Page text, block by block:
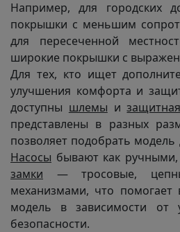
Например, для городских
покрышки с меньшим
для пересеченной
широкие покрышки с
Для тех, кто ищет
улучшения комфорта и
доступны шлемы и
представлены в разных
позволяет подобрать модель
Насосы бывают как
замки — тросовые,
механизмами, что
модель в зависимости от
безопасности.